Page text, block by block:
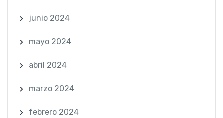
junio 2024
mayo 2024
abril 2024
marzo 2024
febrero 2024